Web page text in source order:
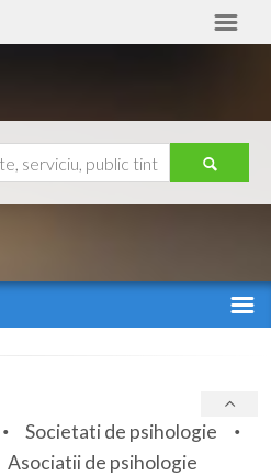
Ajutor
Societati de psihologie
Asociatii de psihologie